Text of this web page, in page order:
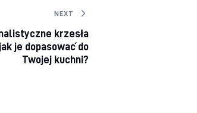
NEXT
krzesła
je dopasować do
Twojej kuchni?